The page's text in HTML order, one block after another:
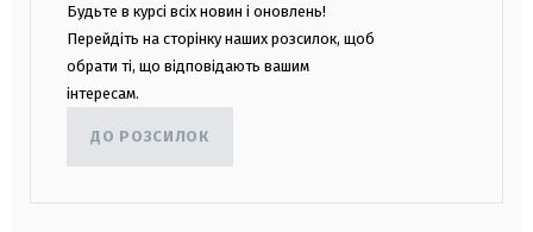
Будьте в курсі всіх новин і оновлень!
Перейдіть на сторінку наших розсилок, щоб
обрати ті, що відповідають вашим
інтересам.
ДО РОЗСИЛОК